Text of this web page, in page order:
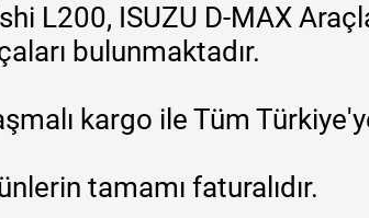
L200, ISUZU D-MAX
bulunmaktadır.
kargo ile Tüm
tamamı faturalıdır.